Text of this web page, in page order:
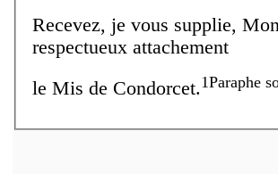
Recevez, je vous supplie,
respectueux attachement
le Mis de Condorcet.1Paraphe